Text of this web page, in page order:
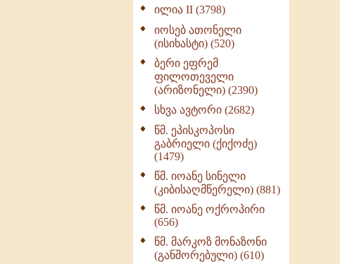
სასარგებლო რჩევები
მრევლისათვის (545)
Wisdomge (514)
ქადაგებანი გაბრიელ
ეპისკოპოსისა - II ტომი
(370)
სულიერი ცხოვრების
სახელმძღვანელო -
ნაწილი II (369)
ღმერთი და ადამიანები
(287)
ბერის დიადემა (278)
მონაზვნური
გამოცდილების
ოთხი ასეული თავი
ილია II (3798)
იოსებ ათონელი
(ისიხასტი) (520)
ბერი ეფრემ
ფილოთეველი
(არიზონელი) (2390)
სხვა ავტორი (2682)
წმ. ეპისკოპოსი
გაბრიელი (ქიქოძე)
(1479)
წმ. იოანე სინელი
(კიბისაღმწერელი) (881)
წმ. იოანე ოქროპირი
(656)
წმ. მარკოზ მონაზონი
(განშორებული) (610)